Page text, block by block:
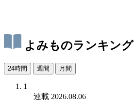
よみものランキング
24時間 週間 月間
1
連載 2026.08.06